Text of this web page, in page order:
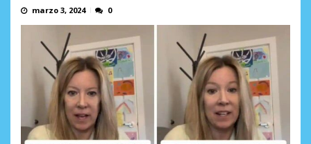
marzo 3, 2024 0